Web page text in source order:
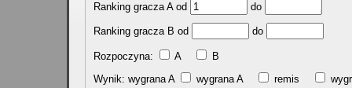
Ranking gracza A od do
Ranking gracza B od do
Rozpoczyna: A
B
Wynik: wygrana A
wygrana A remis